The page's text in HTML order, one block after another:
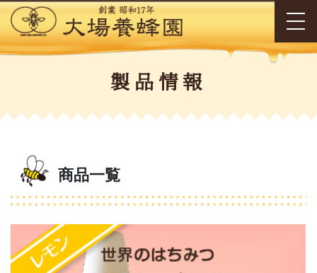
製品情報
商品一覧